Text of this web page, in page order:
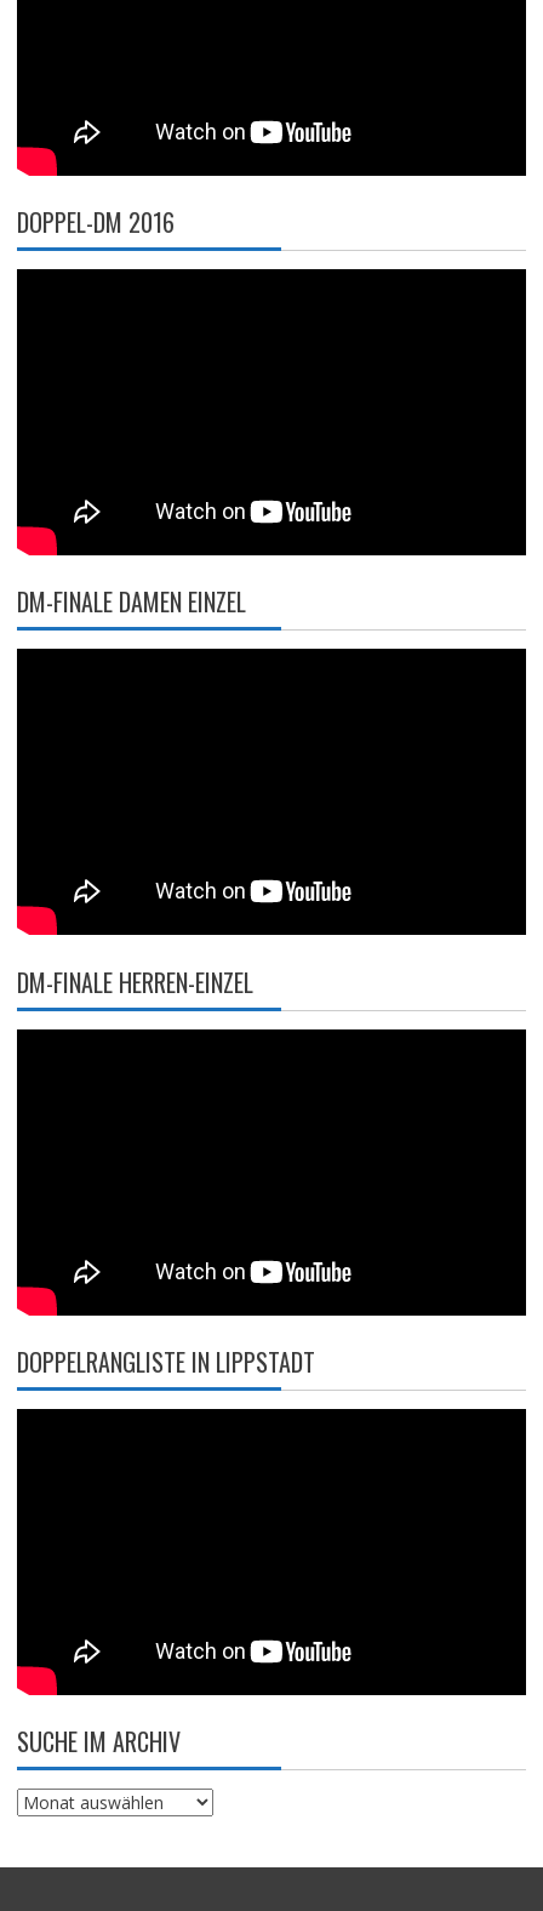
DOPPEL-DM 2016
DM-FINALE DAMEN EINZEL
DM-FINALE HERREN-EINZEL
DOPPELRANGLISTE IN LIPPSTADT
SUCHE IM ARCHIV
Suche